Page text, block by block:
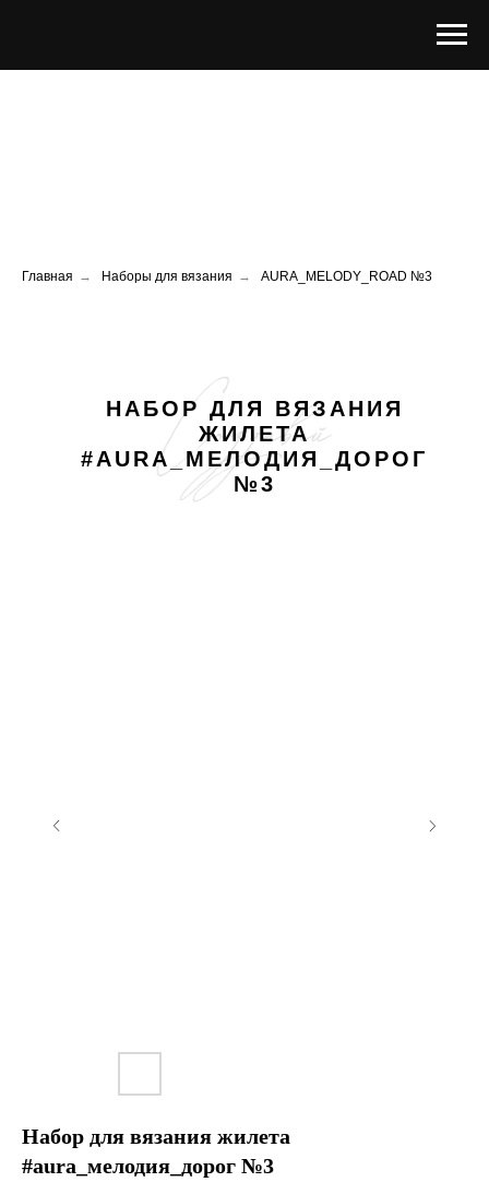
Главная → Наборы для вязания → AURA_MELODY_ROAD №3
НАБОР ДЛЯ ВЯЗАНИЯ
ЖИЛЕТА
#AURA_МЕЛОДИЯ_ДОРОГ
№3
Набор для вязания жилета
#aura_мелодия_дорог №3